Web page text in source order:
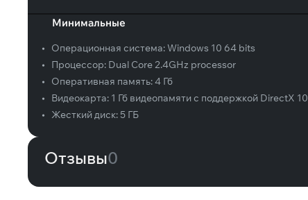
Минимальные
• Операционная система:Windows 10 64 bits
•
Процессор: Dual Core 2.4GHz processor
•
Оперативная память:4 Гб
•
Видеокарта: 1 Гб видеопамяти с поддержкой DirectX 10
•
Жесткий диск: 5 ГБ
Отзывы0